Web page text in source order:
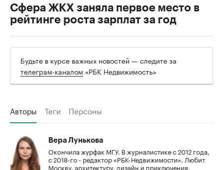
Сфера ЖКХ заняла первое место в
рейтинге роста зарплат за год
Будьте в курсе важных новостей — следите за
телеграм-каналом «РБК Недвижимость»
Авторы Теги Персоны
Вера Лунькова
Окончила журфак МГУ. В журналистике с 2012 года,
с 2018-го - редактор «РБК-Недвижимости». Любит
Москву, архитектуру, дизайн и приключения.